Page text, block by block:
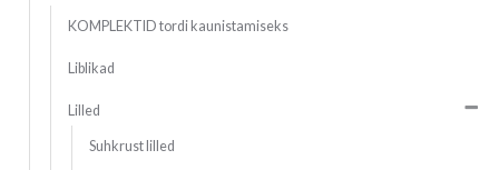
KOMPLEKTID tordi kaunistamiseks
Liblikad
Lilled
Suhkrust lilled